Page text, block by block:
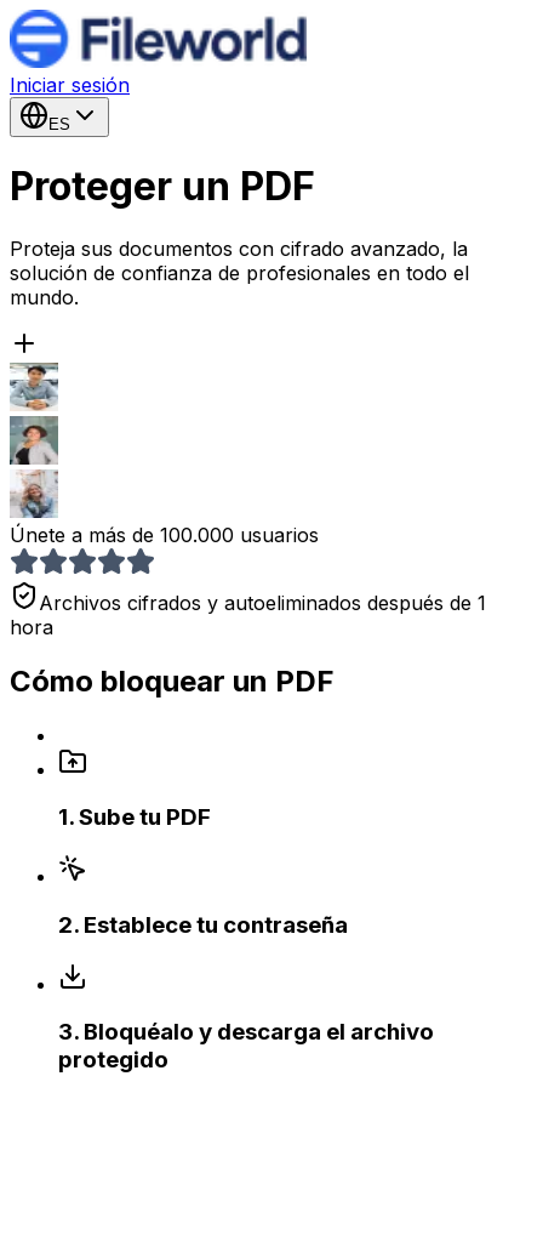
Iniciar sesión
ES
Proteger un PDF
Proteja sus documentos con cifrado avanzado, la
solución de confianza de profesionales en todo el
mundo.
Únete a más de 100.000 usuarios
Archivos cifrados y autoeliminados después de 1
hora
Cómo bloquear un PDF
1.Sube tu PDF
2. Establece tu contraseña
3. Bloquéalo y descarga el archivo
protegido